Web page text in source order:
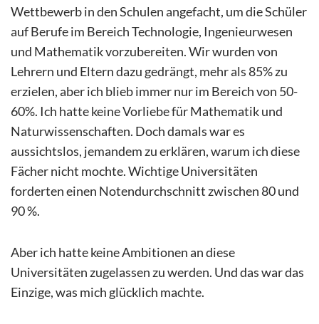
Wettbewerb in den Schulen angefacht, um die Schüler
auf Berufe im Bereich Technologie, Ingenieurwesen
und Mathematik vorzubereiten. Wir wurden von
Lehrern und Eltern dazu gedrängt, mehr als 85% zu
erzielen, aber ich blieb immer nur im Bereich von 50-
60%. Ich hatte keine Vorliebe für Mathematik und
Naturwissenschaften. Doch damals war es
aussichtslos, jemandem zu erklären, warum ich diese
Fächer nicht mochte. Wichtige Universitäten
forderten einen Notendurchschnitt zwischen 80 und
90 %.
Aber ich hatte keine Ambitionen an diese
Universitäten zugelassen zu werden. Und das war das
Einzige, was mich glücklich machte.